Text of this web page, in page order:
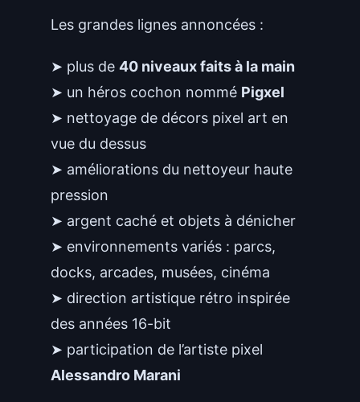
Les grandes lignes annoncées :
➤ plus de 40 niveaux faits à la main
➤ un héros cochon nommé Pigxel
➤ nettoyage de décors pixel art en
vue du dessus
➤ améliorations du nettoyeur haute
pression
➤ argent caché et objets à dénicher
➤ environnements variés : parcs,
docks, arcades, musées, cinéma
➤ direction artistique rétro inspirée
des années 16-bit
➤ participation de l’artiste pixel
Alessandro Marani